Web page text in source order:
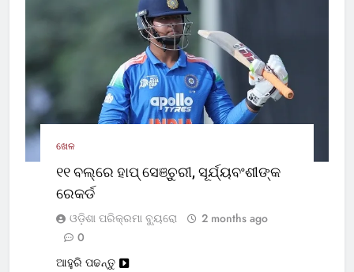
ଖେଳ
୧୧ ବଲ୍‌ରେ ହାପ୍ ସେଞ୍ଚୁରୀ, ସୂର୍ଯ୍ୟବଂଶୀଙ୍କ
ରେକର୍ଡ
ଓଡ଼ିଶା ପରିକ୍ରମା ବ୍ୟୁରୋ
2 months ago
0
ଆହୁରି ପଢନ୍ତୁ